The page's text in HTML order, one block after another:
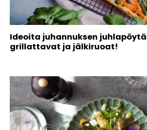
Ideoita juhannuksen
grillattavat ja jälkiruoat!